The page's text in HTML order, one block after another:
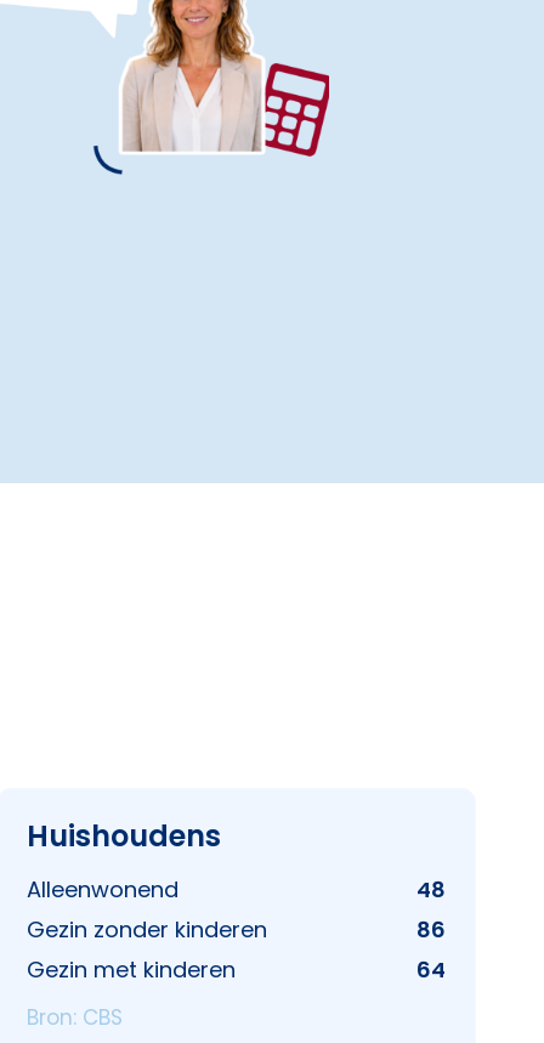
Huishoudens
Alleenwonend
48
Gezin zonder kinderen
86
Gezin met kinderen
64
Bron: CBS